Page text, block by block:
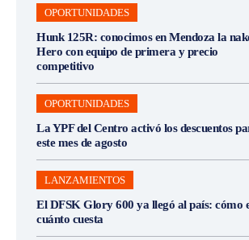
OPORTUNIDADES
Hunk 125R: conocimos en Mendoza la
Hero con equipo de primera y precio
competitivo
OPORTUNIDADES
La YPF del Centro activó los descuentos
este mes de agosto
LANZAMIENTOS
El DFSK Glory 600 ya llegó al país: cómo
cuánto cuesta